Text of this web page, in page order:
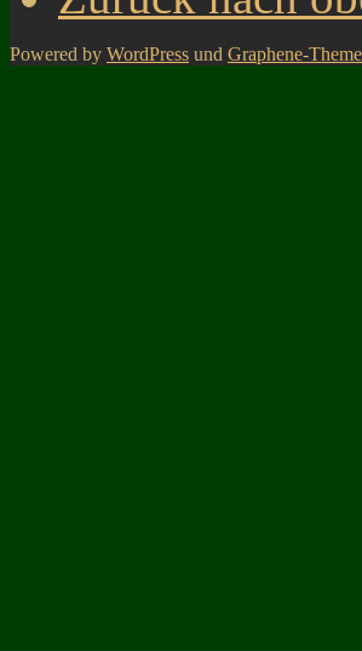
Powered by WordPress und Graphene-Theme